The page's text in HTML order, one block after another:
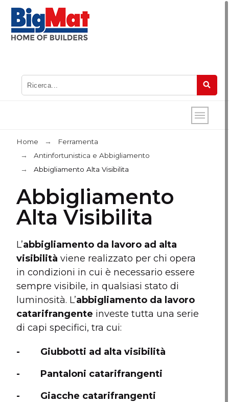
Home
Ferramenta
Antinfortunistica e Abbigliamento
Abbigliamento Alta Visibilita
Abbigliamento
Alta Visibilita
L’abbigliamento da lavoro ad alta
visibilità viene realizzato per chi opera
in condizioni in cui è necessario essere
sempre visibile, in qualsiasi stato di
luminosità. L’abbigliamento da lavoro
catarifrangente investe tutta una serie
di capi specifici, tra cui:
- Giubbotti ad alta visibilità
- Pantaloni catarifrangenti
- Giacche catarifrangenti